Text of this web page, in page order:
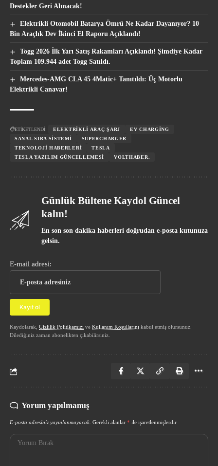
Destekler Geri Alınacak!
Elektrikli Otomobil Batarya Ömrü Ne Kadar Dayanıyor? 10
Bin Araçlık Dev İkinci El Raporu Açıklandı!
Togg 2026 İlk Yarı Satış Rakamları Açıklandı! Şimdiye Kadar
Toplam 109.944 adet Togg Satıldı.
Mercedes-AMG CLA 45 4Matic+ Tanıtıldı: Üç Motorlu
Elektrikli Canavar!
ETİKETLENDİ: ELEKTRIKLI ARAÇ ŞARJ
EV CHARGING
SANAL SIRA SISTEMI
SUPERCHARGER
TEKNOLOJI HABERLERI
TESLA
TESLA YAZILIM GÜNCELLEMESI
VOLTHABER.
Günlük Bültene Kaydol Güncel
kalın!
En son son dakika haberleri doğrudan e-posta kutunuza
gelsin.
E-mail adresi:
Kaydolarak, Gizlilik Politikamızı ve Kullanım Koşullarını kabul etmiş olursunuz.
Dilediğiniz zaman abonelikten çıkabilirsiniz.
Yorum yapılmamış
E-posta adresiniz yayınlanmayacak. Gerekli alanlar * ile işaretlenmişlerdir